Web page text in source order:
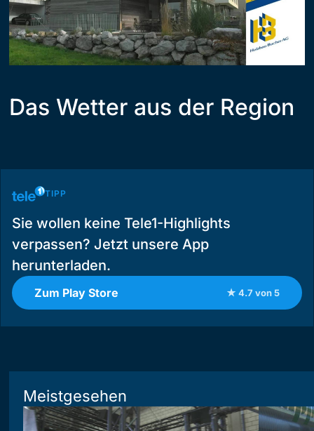
Das Wetter aus der Region
TIPP
Sie wollen keine Tele1-Highlights
verpassen? Jetzt unsere App
herunterladen.
Zum Play Store ★ 4.7 von 5
Meistgesehen